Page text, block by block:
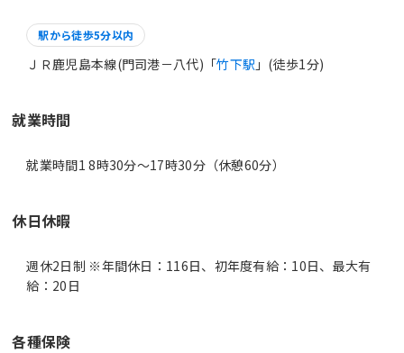
駅から徒歩5分以内
ＪＲ鹿児島本線(門司港－八代)「竹下駅 」(徒歩1分)
就業時間
就業時間1 8時30分〜17時30分（休憩60分）
休日休暇
週休2日制 ※年間休日：116日、初年度有給：10日、最大有
給：20日
各種保険